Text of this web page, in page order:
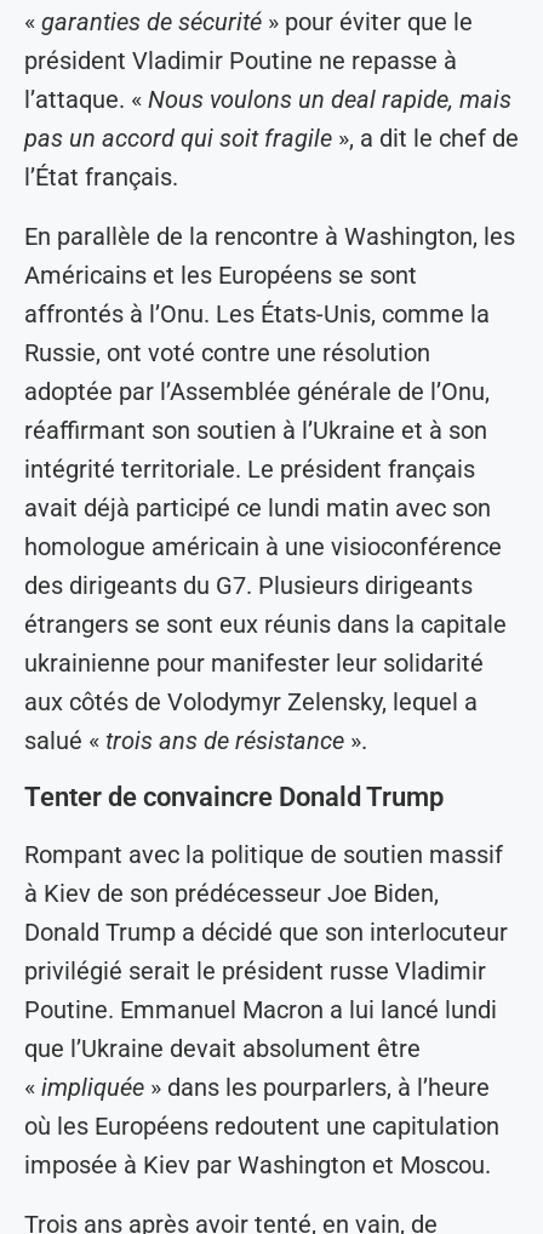
« garanties de sécurité » pour éviter que le
président Vladimir Poutine ne repasse à
l’attaque. « Nous voulons un deal rapide, mais
pas un accord qui soit fragile », a dit le chef de
l’État français.
En parallèle de la rencontre à Washington, les
Américains et les Européens se sont
affrontés à l’Onu. Les États-Unis, comme la
Russie, ont voté contre une résolution
adoptée par l’Assemblée générale de l’Onu,
réaffirmant son soutien à l’Ukraine et à son
intégrité territoriale. Le président français
avait déjà participé ce lundi matin avec son
homologue américain à une visioconférence
des dirigeants du G7. Plusieurs dirigeants
étrangers se sont eux réunis dans la capitale
ukrainienne pour manifester leur solidarité
aux côtés de Volodymyr Zelensky, lequel a
salué « trois ans de résistance ».
Tenter de convaincre Donald Trump
Rompant avec la politique de soutien massif
à Kiev de son prédécesseur Joe Biden,
Donald Trump a décidé que son interlocuteur
privilégié serait le président russe Vladimir
Poutine. Emmanuel Macron a lui lancé lundi
que l’Ukraine devait absolument être
« impliquée » dans les pourparlers, à l’heure
où les Européens redoutent une capitulation
imposée à Kiev par Washington et Moscou.
Trois ans après avoir tenté, en vain, de